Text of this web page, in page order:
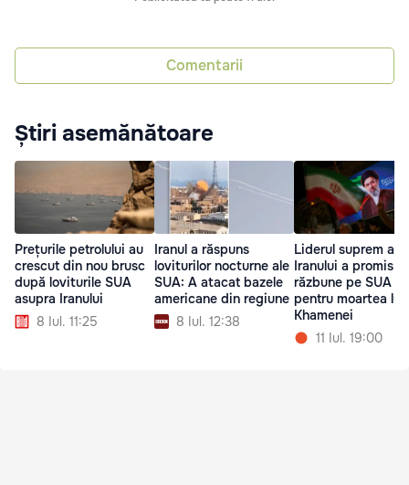
Comentarii
Știri asemănătoare
Prețurile petrolului au
crescut din nou brusc
după loviturile SUA
asupra Iranului
8 Iul. 11:25
Iranul a răspuns
loviturilor nocturne ale
SUA: A atacat bazele
americane din regiune
8 Iul. 12:38
Liderul suprem al
Iranului a promis
răzbune pe SUA
pentru moartea lui
Khamenei
11 Iul. 19:00